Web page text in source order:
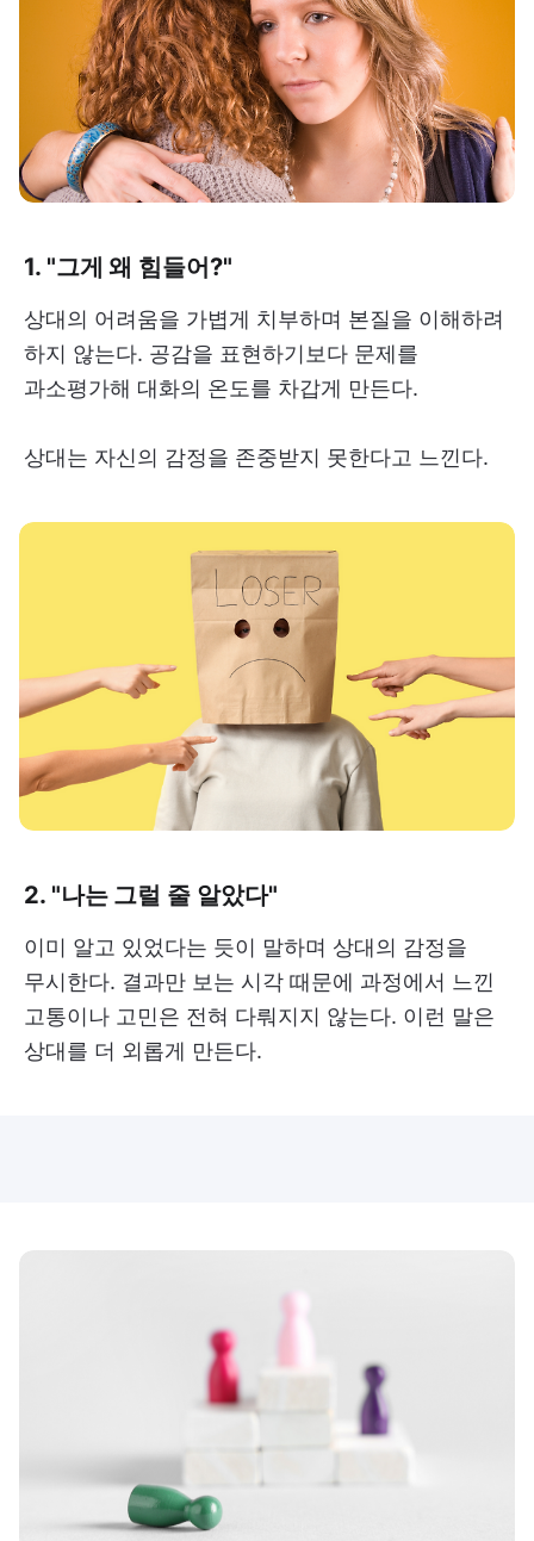
1. "그게 왜 힘들어?"
상대의 어려움을 가볍게 치부하며 본질을 이해하려
하지 않는다. 공감을 표현하기보다 문제를
과소평가해 대화의 온도를 차갑게 만든다.
상대는 자신의 감정을 존중받지 못한다고 느낀다.
2. "나는 그럴 줄 알았다"
이미 알고 있었다는 듯이 말하며 상대의 감정을
무시한다. 결과만 보는 시각 때문에 과정에서 느낀
고통이나 고민은 전혀 다뤄지지 않는다. 이런 말은
상대를 더 외롭게 만든다.